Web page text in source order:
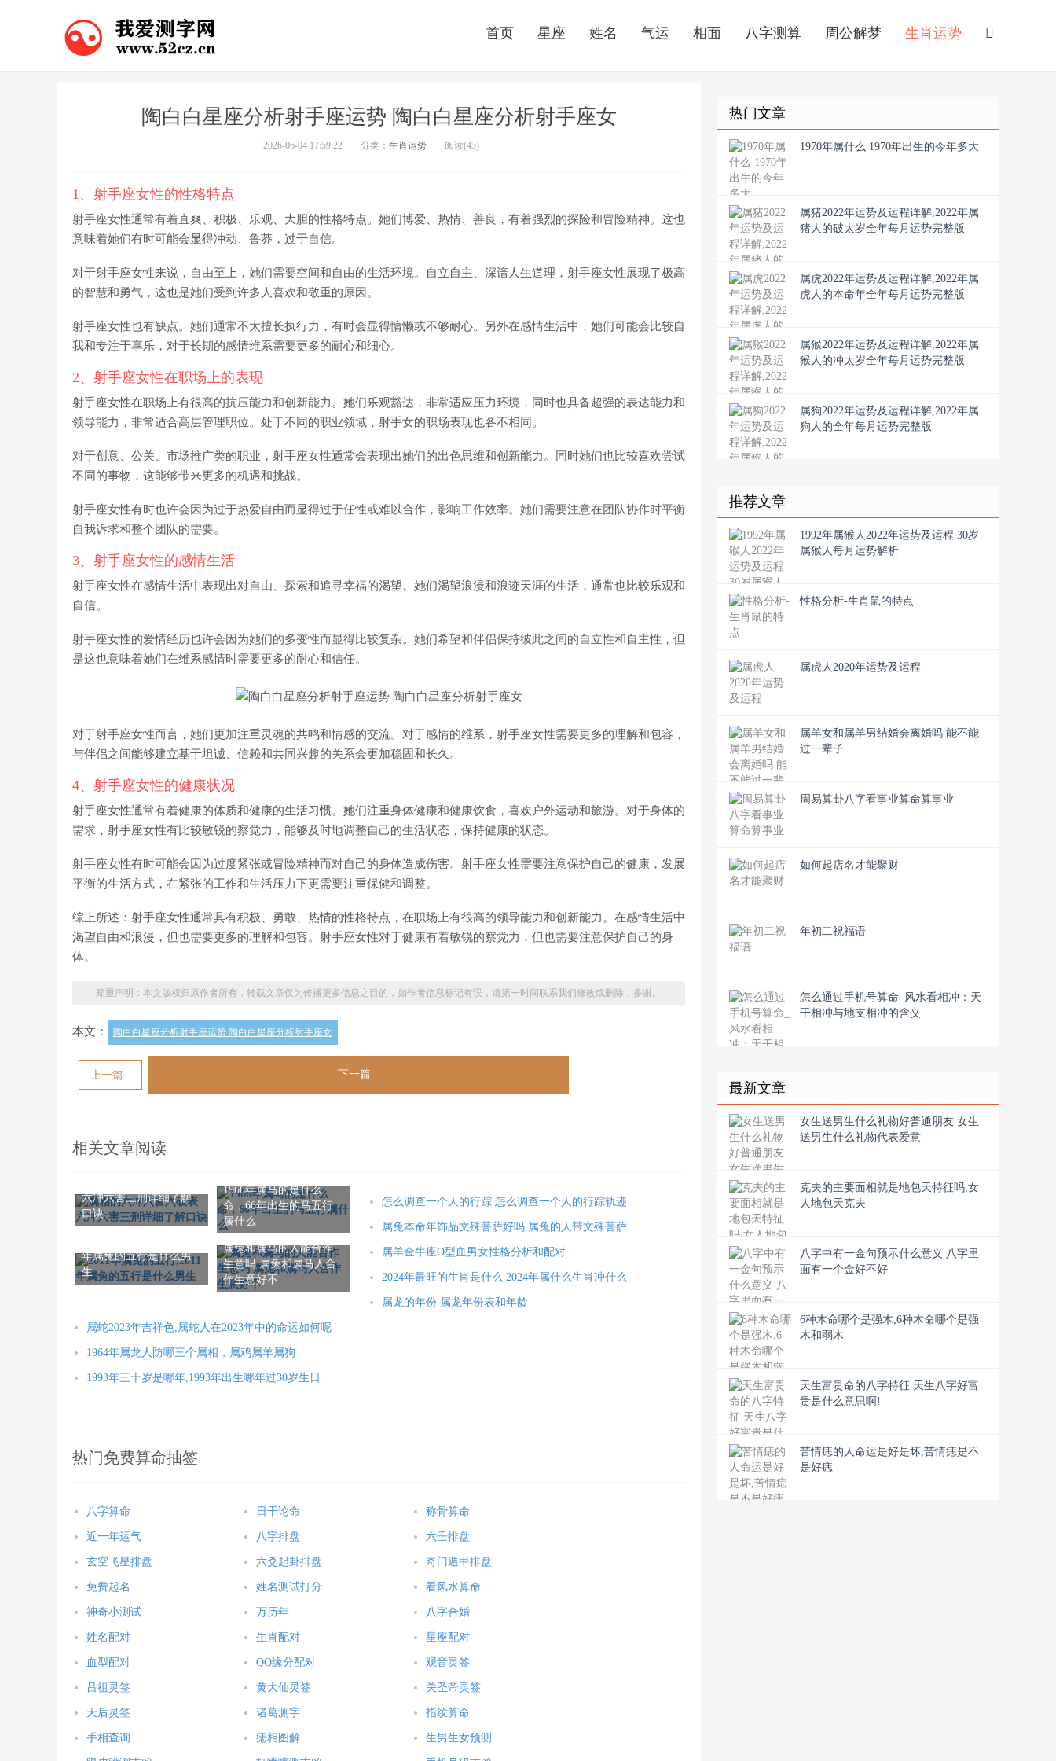
首页 星座 姓名 气运 相面 八字测算 周公解梦 生肖运势
陶白白星座分析射手座运势 陶白白星座分析射手座女
2026-06-04 17:59:22 分类： 生肖运势 阅读(43)
1、射手座女性的性格特点
射手座女性通常有着直爽、积极、乐观、大胆的性格特点。她们博爱、热情、善良，有着强烈的探险和冒险精神。这也
意味着她们有时可能会显得冲动、鲁莽，过于自信。
对于射手座女性来说，自由至上，她们需要空间和自由的生活环境。自立自主、深谙人生道理，射手座女性展现了极高
的智慧和勇气，这也是她们受到许多人喜欢和敬重的原因。
射手座女性也有缺点。她们通常不太擅长执行力，有时会显得慵懒或不够耐心。另外在感情生活中，她们可能会比较自
我和专注于享乐，对于长期的感情维系需要更多的耐心和细心。
2、射手座女性在职场上的表现
射手座女性在职场上有很高的抗压能力和创新能力。她们乐观豁达，非常适应压力环境，同时也具备超强的表达能力和
领导能力，非常适合高层管理职位。处于不同的职业领域，射手女的职场表现也各不相同。
对于创意、公关、市场推广类的职业，射手座女性通常会表现出她们的出色思维和创新能力。同时她们也比较喜欢尝试
不同的事物，这能够带来更多的机遇和挑战。
射手座女性有时也许会因为过于热爱自由而显得过于任性或难以合作，影响工作效率。她们需要注意在团队协作时平衡
自我诉求和整个团队的需要。
3、射手座女性的感情生活
射手座女性在感情生活中表现出对自由、探索和追寻幸福的渴望。她们渴望浪漫和浪迹天涯的生活，通常也比较乐观和
自信。
射手座女性的爱情经历也许会因为她们的多变性而显得比较复杂。她们希望和伴侣保持彼此之间的自立性和自主性，但
是这也意味着她们在维系感情时需要更多的耐心和信任。
对于射手座女性而言，她们更加注重灵魂的共鸣和情感的交流。对于感情的维系，射手座女性需要更多的理解和包容，
与伴侣之间能够建立基于坦诚、信赖和共同兴趣的关系会更加稳固和长久。
4、射手座女性的健康状况
射手座女性通常有着健康的体质和健康的生活习惯。她们注重身体健康和健康饮食，喜欢户外运动和旅游。对于身体的
需求，射手座女性有比较敏锐的察觉力，能够及时地调整自己的生活状态，保持健康的状态。
射手座女性有时可能会因为过度紧张或冒险精神而对自己的身体造成伤害。射手座女性需要注意保护自己的健康，发展
平衡的生活方式，在紧张的工作和生活压力下更需要注重保健和调整。
综上所述：射手座女性通常具有积极、勇敢、热情的性格特点，在职场上有很高的领导能力和创新能力。在感情生活中
渴望自由和浪漫，但也需要更多的理解和包容。射手座女性对于健康有着敏锐的察觉力，但也需要注意保护自己的身
体。
郑重声明：本文版权归原作者所有，转载文章仅为传播更多信息之目的，如作者信息标记有误，请第一时间联系我们修改或删除，多谢。
本文： 陶白白星座分析射手座运势 陶白白星座分析射手座女
上一篇 下一篇
相关文章阅读
六冲六害三刑详细了解
口诀
1966年属马的是什么
命，66年出生的马五行
属什么
年属兔的五行是什么男
生
属兔和属马的人能合作
生意吗 属兔和属马人合
作生意好不
怎么调查一个人的行踪 怎么调查一个人的行踪轨迹
属兔本命年饰品文殊菩萨好吗,属兔的人带文殊菩萨
属羊金牛座O型血男女性格分析和配对
2024年最旺的生肖是什么 2024年属什么生肖冲什么
属龙的年份 属龙年份表和年龄
属蛇2023年吉祥色,属蛇人在2023年中的命运如何呢
1964年属龙人防哪三个属相，属鸡属羊属狗
1993年三十岁是哪年,1993年出生哪年过30岁生日
热门免费算命抽签
八字算命 日干论命 称骨算命
近一年运气 八字排盘 六壬排盘
玄空飞星排盘 六爻起卦排盘 奇门遁甲排盘
免费起名 姓名测试打分 看风水算命
神奇小测试 万历年 八字合婚
姓名配对 生肖配对 星座配对
血型配对 QQ缘分配对 观音灵签
吕祖灵签 黄大仙灵签 关圣帝灵签
天后灵签 诸葛测字 指纹算命
手相查询 痣相图解 生男生女预测
热门文章
1970年属什么 1970年出生的今年多大
属猪2022年运势及运程详解,2022年属
猪人的破太岁全年每月运势完整版
属虎2022年运势及运程详解,2022年属
虎人的本命年全年每月运势完整版
属猴2022年运势及运程详解,2022年属
猴人的冲太岁全年每月运势完整版
属狗2022年运势及运程详解,2022年属
狗人的全年每月运势完整版
推荐文章
1992年属猴人2022年运势及运程 30岁
属猴人每月运势解析
性格分析-生肖鼠的特点
属虎人2020年运势及运程
属羊女和属羊男结婚会离婚吗 能不能
过一辈子
周易算卦八字看事业算命算事业
如何起店名才能聚财
年初二祝福语
怎么通过手机号算命_风水看相冲：天
干相冲与地支相冲的含义
最新文章
女生送男生什么礼物好普通朋友 女生
送男生什么礼物代表爱意
克夫的主要面相就是地包天特征吗,女
人地包天克夫
八字中有一金句预示什么意义 八字里
面有一个金好不好
6种木命哪个是强木,6种木命哪个是强
木和弱木
天生富贵命的八字特征 天生八字好富
贵是什么意思啊!
苦情痣的人命运是好是坏,苦情痣是不
是好痣